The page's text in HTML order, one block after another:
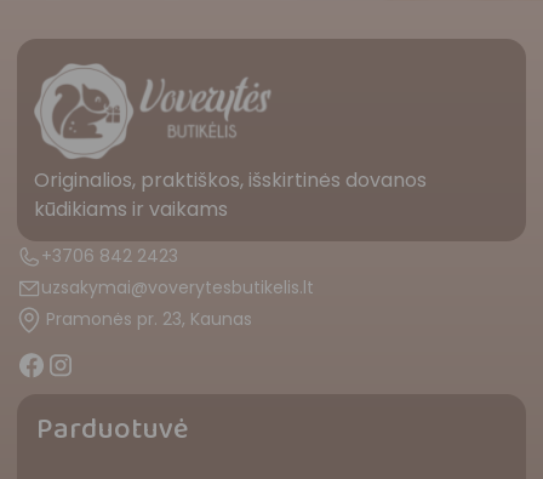
Originalios, praktiškos, išskirtinės dovanos
kūdikiams ir vaikams
+3706 842 2423
uzsakymai@voverytesbutikelis.lt
Pramonės pr. 23, Kaunas
Parduotuvė